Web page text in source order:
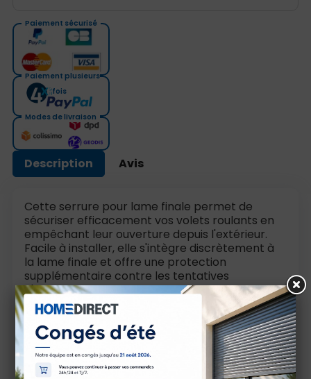
Paiement sécurisé
Paiement plusieurs
fois
Modes de livraison
Description Avis
Cette serrure pour lame finale permet de
sécuriser efficacement vos volets roulants en
empêchant leur ouverture depuis l'extérieur.
Facile à installer, elle s'intègre discrètement à
la lame finale et offre une protection
supplémentaire contre les tentatives
d'effraction.
La serrure est livrée complète avec un jeu de
trois clés.
Idéale pour renforcer la sécurité des volets
roulants, notamment en rez-de-chaussée ou